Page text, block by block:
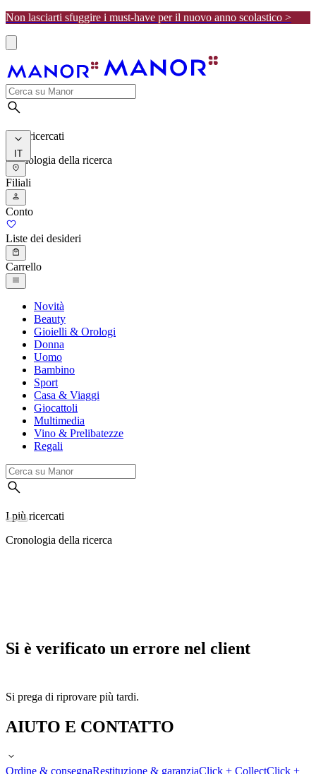
Non lasciarti sfuggire i must-have per il nuovo anno scolastico >
I più ricercati
Cronologia della ricerca
IT
Filiali
Conto
Liste dei desideri
Carrello
Novità
Beauty
Gioielli & Orologi
Donna
Uomo
Bambino
Sport
Casa & Viaggi
Giocattoli
Multimedia
Vino & Prelibatezze
Regali
I più ricercati
Cronologia della ricerca
Si è verificato un errore nel client
Si prega di riprovare più tardi.
AIUTO E CONTATTO
Ordine & consegnaRestituzione & garanziaClick + CollectClick +